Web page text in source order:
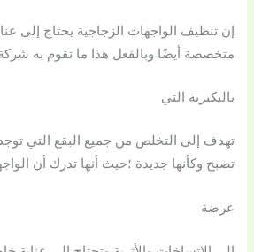
إن تنظيف الواجهات الزجاجية يحتاج إلى
متخصصة أيضًا وبالفعل هذا ما تقوم به
بالبكيرية التي
تهدف إلى التخلص من جميع البقع التي
تصبح وكأنها جديدة ؛حيث أنها تدرك أن
عرضة